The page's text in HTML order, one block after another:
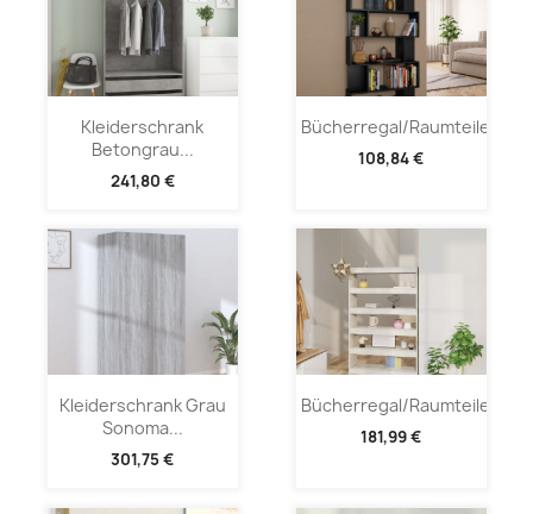
Kleiderschrank
Betongrau...
241,80 €
Bücherregal/Raumteiler...
108,84 €
Kleiderschrank Grau
Sonoma...
301,75 €
Bücherregal/Raumteiler...
181,99 €